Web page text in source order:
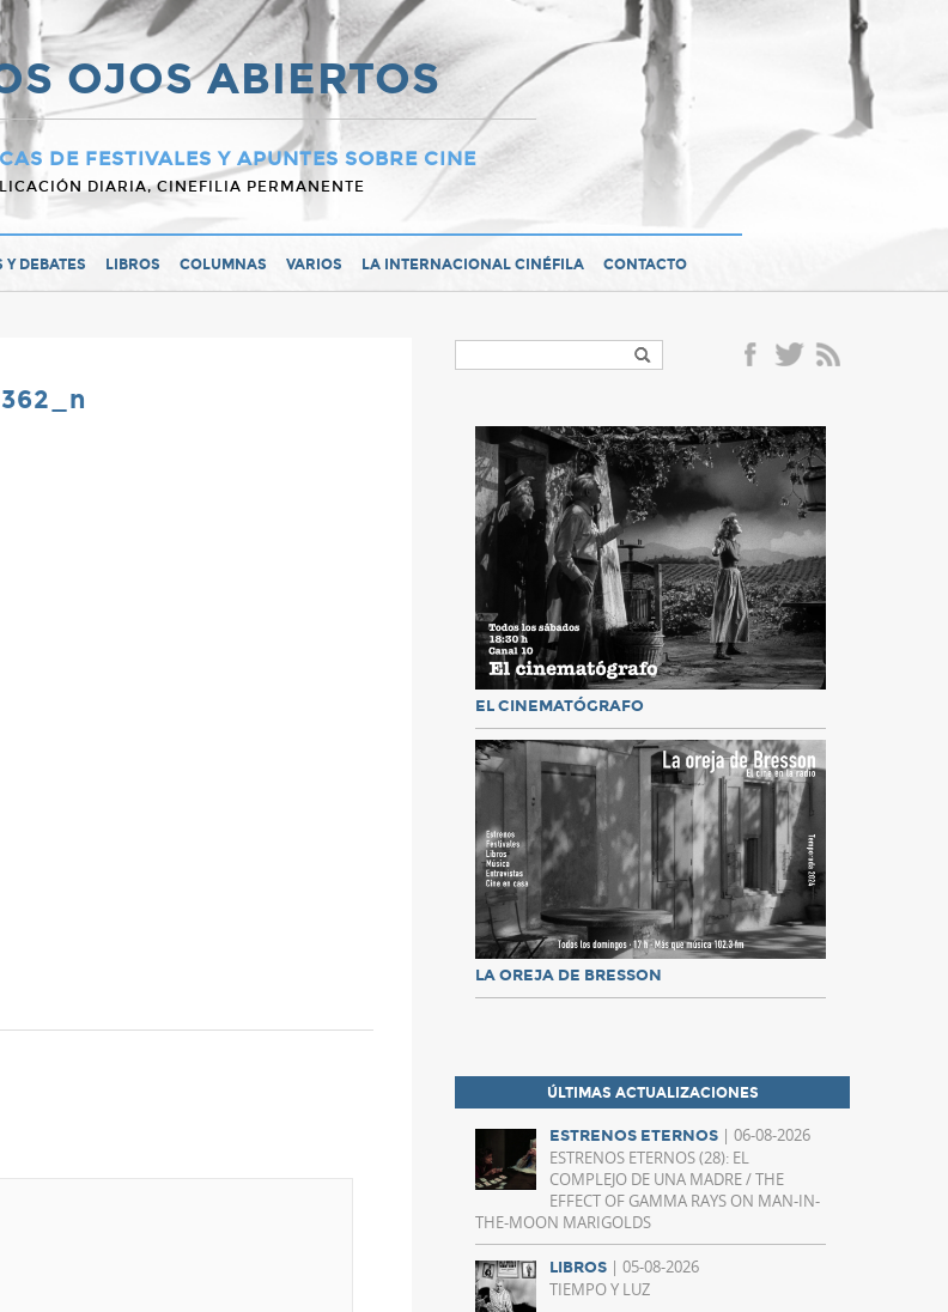
OJOS ABIERTOS
DE FESTIVALES Y APUNTES SOBRE CINE
DIARIA, CINEFILIA PERMANENTE
Y DEBATES LIBROS COLUMNAS VARIOS LA INTERNACIONAL CINÉFILA CONTACTO
EL CINEMATÓGRAFO
LA OREJA DE BRESSON
ÚLTIMAS ACTUALIZACIONES
ESTRENOS ETERNOS | 06-08-2026
ESTRENOS ETERNOS (28): EL
COMPLEJO DE UNA MADRE / THE
EFFECT OF GAMMA RAYS ON MAN-IN-
THE-MOON MARIGOLDS
LIBROS | 05-08-2026
TIEMPO Y LUZ